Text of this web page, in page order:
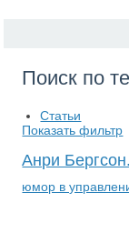
Поиск по
Статьи
Показать фильтр
Анри
юмор в